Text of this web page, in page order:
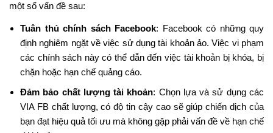
một số vấn đề sau:
Tuân thủ chính sách Facebook: Facebook có những quy
định nghiêm ngặt về việc sử dụng tài khoản ảo. Việc vi phạm
các chính sách này có thể dẫn đến việc tài khoản bị khóa, bị
chặn hoặc hạn chế quảng cáo.
Đảm bảo chất lượng tài khoản: Chọn lựa và sử dụng các
VIA FB chất lượng, có độ tin cậy cao sẽ giúp chiến dịch của
bạn đạt hiệu quả tối ưu mà không gặp phải vấn đề về hạn chế